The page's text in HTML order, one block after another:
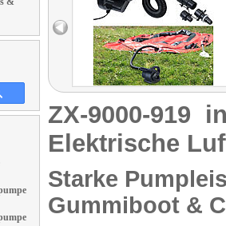
ZX-9000-919
Elektrische
Starke
Gummiboot &